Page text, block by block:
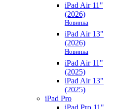
iPad Air 11"
(2026)
Новинка
iPad Air 13"
(2026)
Новинка
iPad Air 11"
(2025)
iPad Air 13"
(2025)
iPad Pro
iPad Pro 11"